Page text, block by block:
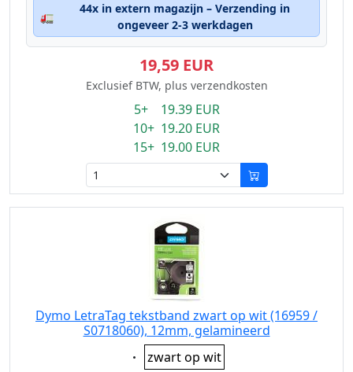
🚛
44x in extern magazijn – Verzending in
ongeveer 2-3 werkdagen
19,59 EUR
Exclusief BTW, plus verzendkosten
5+ 19.39 EUR
10+ 19.20 EUR
15+ 19.00 EUR
Dymo LetraTag tekstband zwart op wit (16959 /
S0718060), 12mm, gelamineerd
Eigenschaft:
zwart op wit